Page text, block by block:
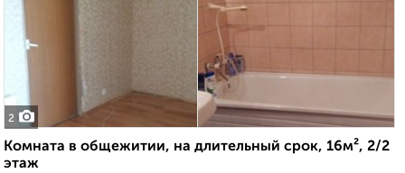
2
Комната в общежитии, на длительный срок, 16м², 2/2
этаж